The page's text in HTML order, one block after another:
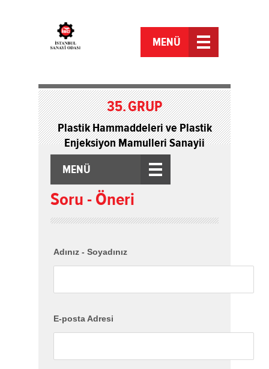
35.GRUP
Plastik Hammaddeleri ve Plastik
Enjeksiyon Mamulleri Sanayii
MENÜ
MENÜ
Soru - Öneri
Adınız - Soyadınız
E-posta Adresi